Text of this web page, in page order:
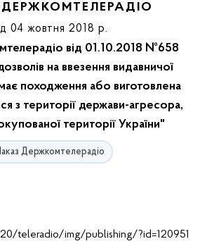
04 жовтня 2018 р.
від 01.10.2018 №658
на ввезення видавничої
походження або виготовлена
з території держави-агресора,
території України"
Держкомтелерадіо